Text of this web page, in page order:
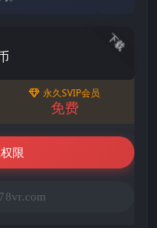
下载
永久SVIP会员
免费
限